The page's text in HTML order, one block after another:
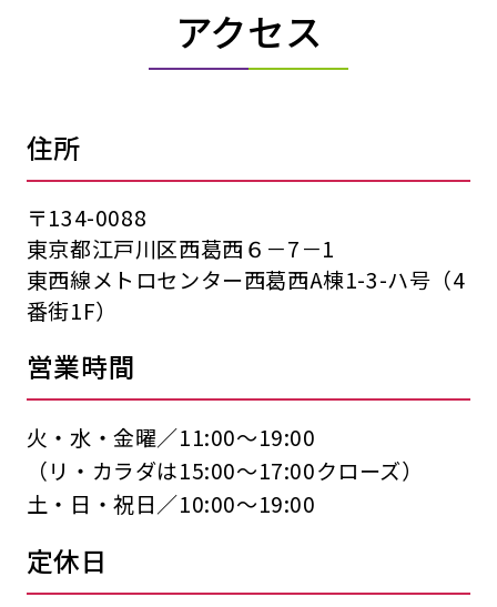
アクセス
住所
〒134-0088
東京都江戸川区西葛西６－7－1
東西線メトロセンター西葛西A棟1-3-ハ号（4
番街1F）
営業時間
火・水・金曜／11:00〜19:00
（リ・カラダは15:00〜17:00クローズ）
土・日・祝日／10:00〜19:00
定休日